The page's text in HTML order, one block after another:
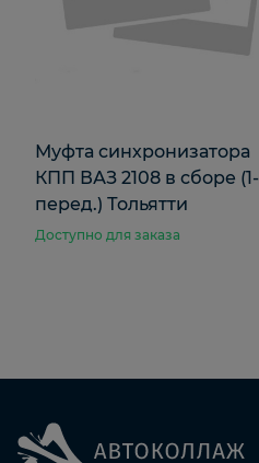
Муфта синхронизатора
КПП ВАЗ 2108 в сборе
перед.) Тольятти
Доступно для заказа